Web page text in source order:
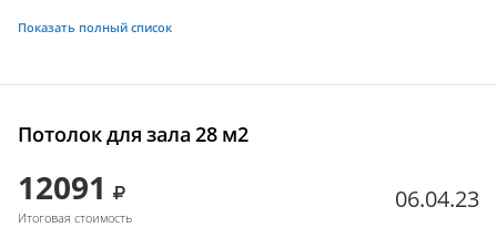
Показать полный список
Потолок для зала 28 м2
12091
Итоговая стоимость
06.04.23